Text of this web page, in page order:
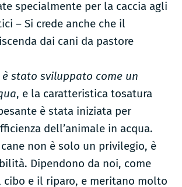
specialmente per la caccia agli
– Si crede anche che il
dai cani da pastore
stato sviluppato come un
, e la caratteristica tosatura
è stata iniziata per
dell’animale in acqua.
cane non è solo un privilegio, è
Dipendono da noi, come
cibo e il riparo, e meritano molto